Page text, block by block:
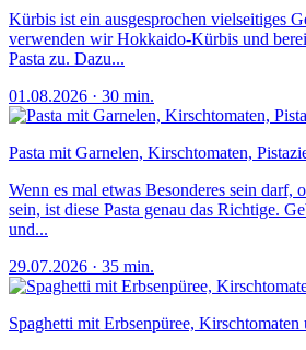
Kürbis ist ein ausgesprochen vielseitiges
verwenden wir Hokkaido-Kürbis und
Pasta zu. Dazu...
01.08.2026 · 30 min.
Pasta mit Garnelen, Kirschtomaten,
Wenn es mal etwas Besonderes sein darf,
sein, ist diese Pasta genau das Richtige.
und...
29.07.2026 · 35 min.
Spaghetti mit Erbsenpüree, Kirschtomaten